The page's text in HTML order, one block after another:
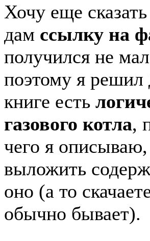
Хочу еще
дам ссылку на
получился не
поэтому я решил
книге есть
газового котла,
чего я
выложить
оно (а то
обычно бывает).